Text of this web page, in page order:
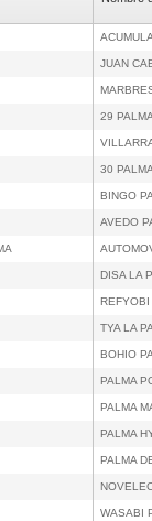
JUAN
29
30
BINGO
AVEDO
DISA LA
REFYOBI
TYA LA
BOHIO
PALMA
PALMA
PALMA
PALMA
WASABI